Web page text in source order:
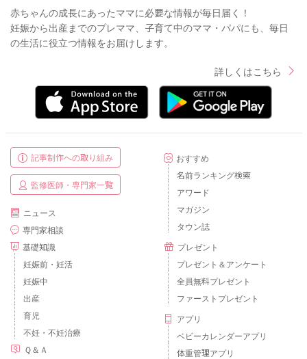
赤ちゃんの成長にあったママに必要な情報が毎日届く！
妊娠から出産までのプレママ、子育て中のママ・パパにも、毎日
の生活に役立つ情報をお届けします。
詳しくはこちら
記事制作への取り組み
監修医師・専門家一覧
ニュース
専門家相談
基礎知識
妊娠前・妊活
妊娠中
出産
育児
不妊・不妊治療
Ｑ＆Ａ
おすすめ
名前ランキング検索
アワード
マガジン
タウン誌
プレゼント
プレゼント＆アンケート
全員無料プレゼント
ファーストプレゼント
アプリ
ベビーカレンダーアプリ
体重管理アプリ